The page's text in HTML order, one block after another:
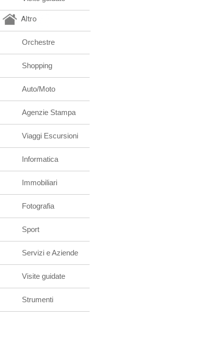
Altro
Orchestre
Shopping
Auto/Moto
Agenzie Stampa
Viaggi Escursioni
Informatica
Immobiliari
Fotografia
Sport
Servizi e Aziende
Visite guidate
Strumenti